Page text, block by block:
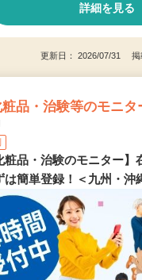
詳細を見る
更新日： 2026/07/31 掲
品・治験等のモニタ
粧品・治験のモニター】
簡単登録！＜九州・沖